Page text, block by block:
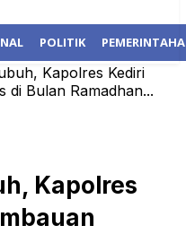
POLITIK
Kapolres Kediri
di Bulan Ramadhan...
Kapolres